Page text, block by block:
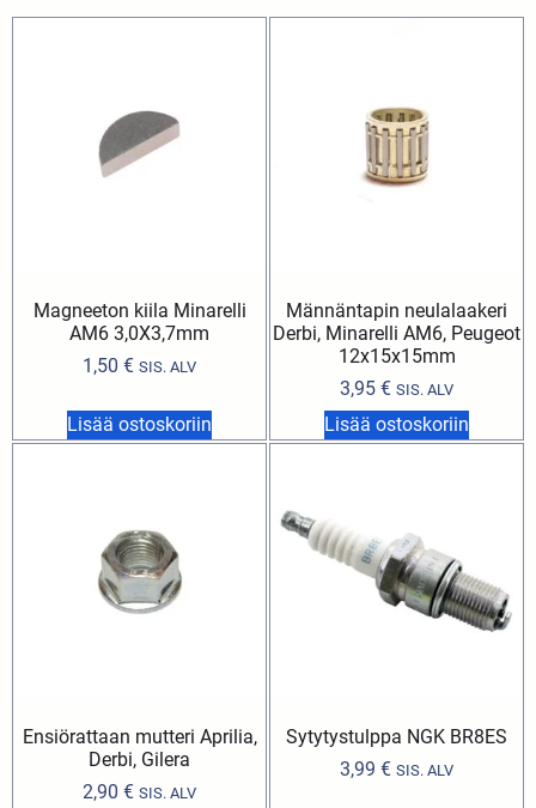
Magneeton kiila Minarelli
AM6 3,0X3,7mm
1,50 € SIS. ALV
Lisää ostoskoriin
Männäntapin neulalaakeri
Derbi, Minarelli AM6, Peugeot
12x15x15mm
3,95 € SIS. ALV
Lisää ostoskoriin
Ensiörattaan mutteri Aprilia,
Derbi, Gilera
2,90 € SIS. ALV
Sytytystulppa NGK BR8ES
3,99 € SIS. ALV